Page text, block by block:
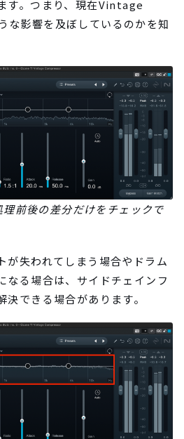
す。つまり、現在Vintage
影響を及ぼしているのかを知
前後の差分だけをチェックで
が失われてしまう場合やドラム
なる場合は、サイドチェインフ
できる場合があります。